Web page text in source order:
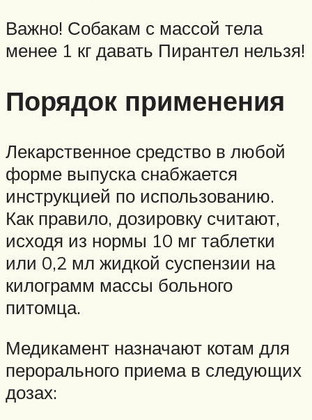
Важно! Собакам с массой тела
менее 1 кг давать Пирантел нельзя!
Порядок применения
Лекарственное средство в любой
форме выпуска снабжается
инструкцией по использованию.
Как правило, дозировку считают,
исходя из нормы 10 мг таблетки
или 0,2 мл жидкой суспензии на
килограмм массы больного
питомца.
Медикамент назначают котам для
перорального приема в следующих
дозах: